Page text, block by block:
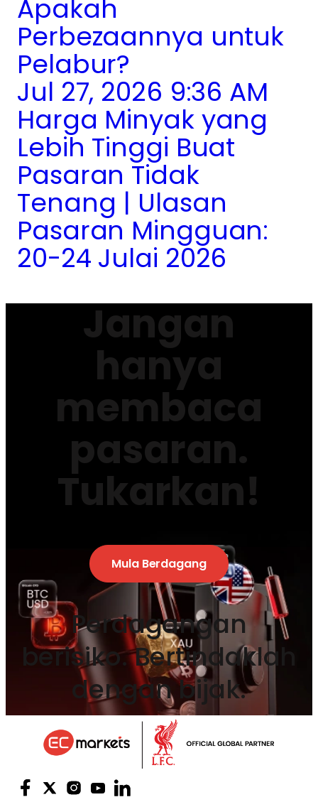
Apakah
Perbezaannya untuk
Pelabur?
Jul 27, 2026 9:36 AM
Harga Minyak yang
Lebih Tinggi Buat
Pasaran Tidak
Tenang | Ulasan
Pasaran Mingguan:
20-24 Julai 2026
Jangan
hanya
membaca
pasaran.
Tukarkan!
Mula Berdagang
Perdagangan
berisiko. Bertindaklah
dengan bijak.